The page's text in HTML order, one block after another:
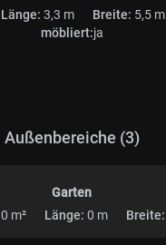
Länge: 3,3 m Breite: 5,5 m
möbliert:ja
Außenbereiche (3)
Garten
0 m² Länge: 0 m Breite: